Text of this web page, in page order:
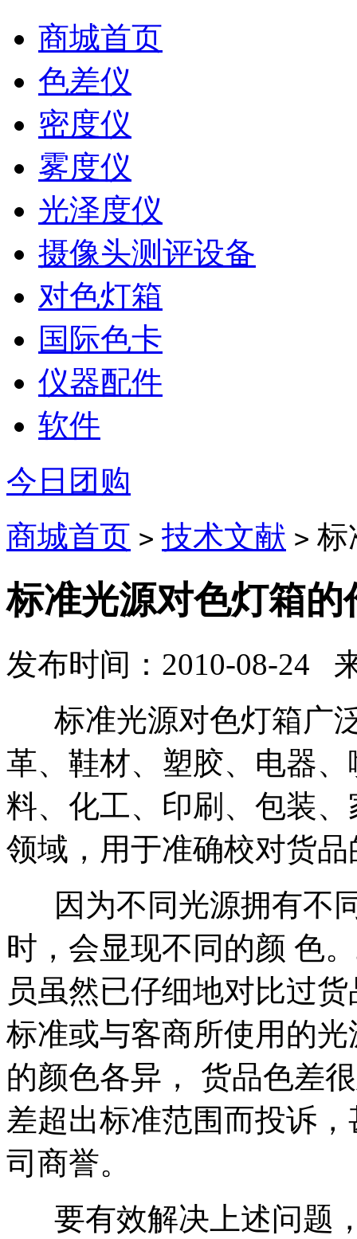
商城首页
色差仪
密度仪
雾度仪
光泽度仪
摄像头测评设备
对色灯箱
国际色卡
仪器配件
软件
今日团购
商城首页 > 技术文献 > 标
标准光源对色灯箱的
发布时间：2010-08-24
标准光源对色灯箱广
革、鞋材、塑胶、电器
料、化工、印刷、包装
领域，用于准确校对
因为不同光源拥有不
时，会显现不同的颜 色
员虽然已仔细地对比过
标准或与客商所使用的
的颜色各异， 货品色差
差超出标准范围而投诉
司商誉。
要有效解决上述问题